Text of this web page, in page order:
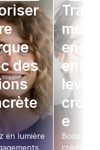
des
en lumière
mer
ent
e
Boostez
crédibilité